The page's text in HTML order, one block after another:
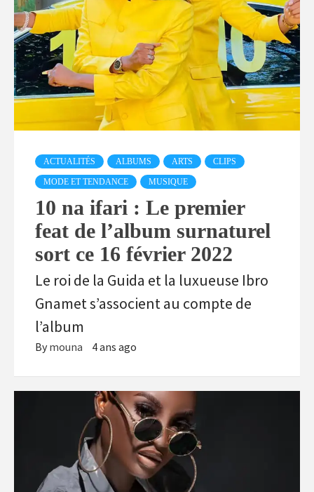
ACTUALITÉS ALBUMS ARTS CLIPS
MODE ET TENDANCE MUSIQUE
10 na ifari : Le premier
feat de l’album surnaturel
sort ce 16 février 2022
Le roi de la Guida et la luxueuse Ibro
Gnamet s’associent au compte de
l’album
By mouna 4 ans ago